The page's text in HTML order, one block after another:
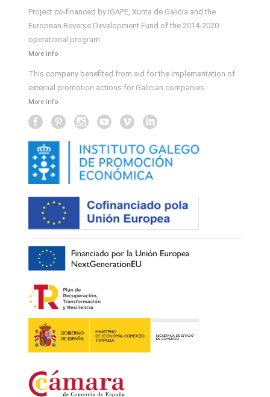
Project co-financed by IGAPE, Xunta de Galicia and the
European Reverse Development Fund of the 2014-2020
operational program
More info
This company benefited from aid for the implementation of
external promotion actions for Galician companies.
More info